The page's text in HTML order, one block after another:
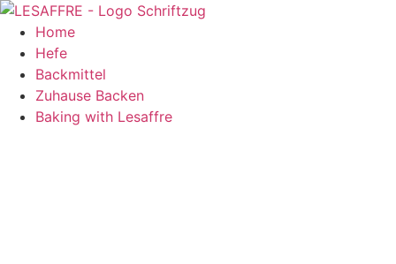
Zum
Inhalt
springen
Home
Hefe
Backmittel
Zuhause Backen
Baking with Lesaffre